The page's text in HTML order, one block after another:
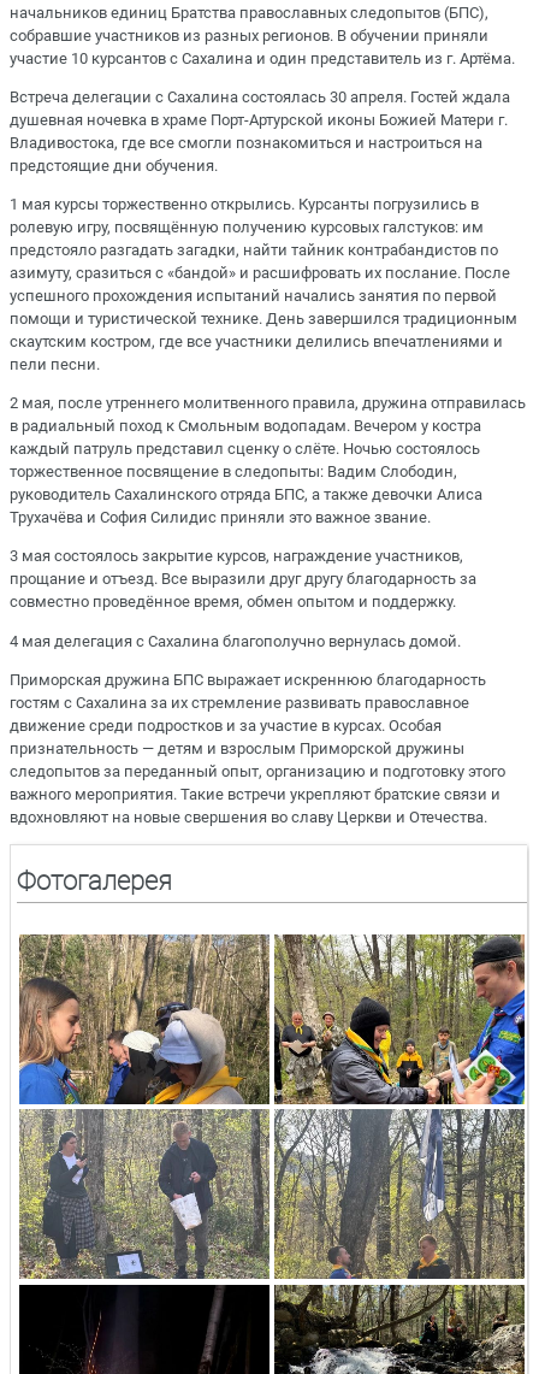
начальников единиц Братства православных следопытов (БПС),
собравшие участников из разных регионов. В обучении приняли
участие 10 курсантов с Сахалина и один представитель из г. Артёма.
Встреча делегации с Сахалина состоялась 30 апреля. Гостей ждала
душевная ночевка в храме Порт-Артурской иконы Божией Матери г.
Владивостока, где все смогли познакомиться и настроиться на
предстоящие дни обучения.
1 мая курсы торжественно открылись. Курсанты погрузились в
ролевую игру, посвящённую получению курсовых галстуков: им
предстояло разгадать загадки, найти тайник контрабандистов по
азимуту, сразиться с «бандой» и расшифровать их послание. После
успешного прохождения испытаний начались занятия по первой
помощи и туристической технике. День завершился традиционным
скаутским костром, где все участники делились впечатлениями и
пели песни.
2 мая, после утреннего молитвенного правила, дружина отправилась
в радиальный поход к Смольным водопадам. Вечером у костра
каждый патруль представил сценку о слёте. Ночью состоялось
торжественное посвящение в следопыты: Вадим Слободин,
руководитель Сахалинского отряда БПС, а также девочки Алиса
Трухачёва и София Силидис приняли это важное звание.
3 мая состоялось закрытие курсов, награждение участников,
прощание и отъезд. Все выразили друг другу благодарность за
совместно проведённое время, обмен опытом и поддержку.
4 мая делегация с Сахалина благополучно вернулась домой.
Приморская дружина БПС выражает искреннюю благодарность
гостям с Сахалина за их стремление развивать православное
движение среди подростков и за участие в курсах. Особая
признательность — детям и взрослым Приморской дружины
следопытов за переданный опыт, организацию и подготовку этого
важного мероприятия. Такие встречи укрепляют братские связи и
вдохновляют на новые свершения во славу Церкви и Отечества.
Фотогалерея